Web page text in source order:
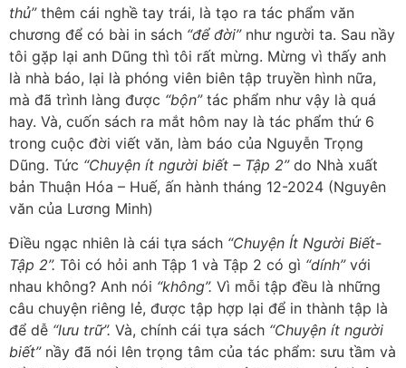
thủ”thêm cái nghề tay trái, là tạo ra tác phẩm văn
chương để có bài in sách “để đời”như người ta. Sau nầy
tôi gặp lại anh Dũng thì tôi rất mừng. Mừng vì thấy anh
là nhà báo, lại là phóng viên biên tập truyền hình nữa,
mà đã trình làng được “bộn”tác phẩm như vậy là quá
hay. Và, cuốn sách ra mắt hôm nay là tác phẩm thứ 6
trong cuộc đời viết văn, làm báo của Nguyễn Trọng
Dũng. Tức “Chuyện ít người biết – Tập 2”do Nhà xuất
bản Thuận Hóa – Huế, ấn hành tháng 12-2024 (Nguyên
văn của Lương Minh)
Điều ngạc nhiên là cái tựa sách “Chuyện Ít Người Biết-
Tập 2”. Tôi có hỏi anh Tập 1 và Tập 2 có gì “dính”với
nhau không? Anh nói “không”. Vì mỗi tập đều là những
câu chuyện riêng lẻ, được tập hợp lại để in thành tập là
để dễ “lưu trữ”. Và, chính cái tựa sách “Chuyện ít người
biết”nầy đã nói lên trọng tâm của tác phẩm: sưu tầm và